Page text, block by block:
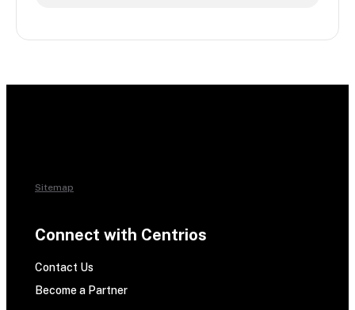
Sitemap
Connect with Centrios
Contact Us
Become a Partner